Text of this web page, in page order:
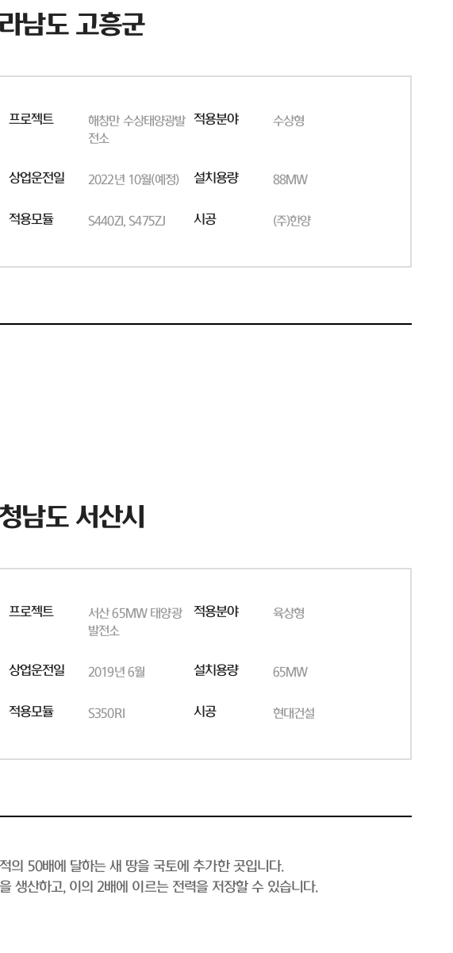
남도 고흥군
프로젝트
해창만 수상태양광발
전소
적용분야 수상형
상업운전일 2022년 10월(예정) 설치용량 88MW
적용모듈 S440ZI, S475ZJ 시공 (주)한양
남도 서산시
프로젝트
서산 65MW 태양광
발전소
적용분야 육상형
상업운전일 2019년 6월 설치용량 65MW
적용모듈 S350RI 시공 현대건설
의 50배에 달하는 새 땅을 국토에 추가한 곳입니다.
생산하고, 이의 2배에 이르는 전력을 저장할 수 있습니다.